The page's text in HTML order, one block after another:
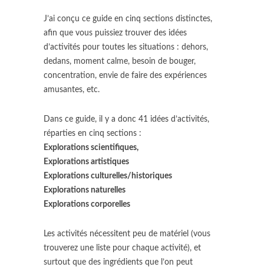
J’ai conçu ce guide en cinq sections distinctes,
afin que vous puissiez trouver des idées
d’activités pour toutes les situations : dehors,
dedans, moment calme, besoin de bouger,
concentration, envie de faire des expériences
amusantes, etc.
Dans ce guide, il y a donc 41 idées d’activités,
réparties en cinq sections :
Explorations scientifiques,
Explorations artistiques
Explorations culturelles/historiques
Explorations naturelles
Explorations corporelles
Les activités nécessitent peu de matériel (vous
trouverez une liste pour chaque activité), et
surtout que des ingrédients que l’on peut